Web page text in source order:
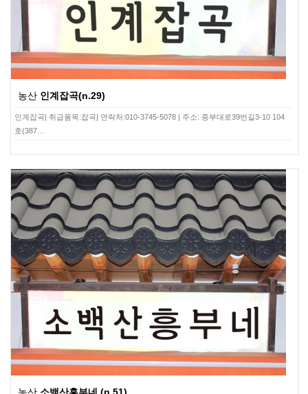
농산 인계잡곡(n.29)
인계잡곡| 취급품목:잡곡| 연락처:010-3745-5078 | 주소: 중부대로39번길3-10 104
호(387…